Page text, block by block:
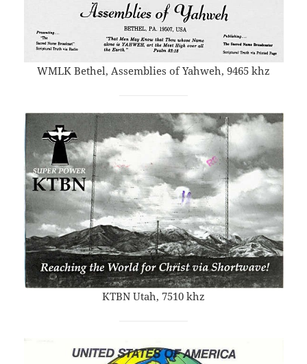
WMLK Bethel, Assemblies of Yahweh, 9465 khz
KTBN Utah, 7510 khz